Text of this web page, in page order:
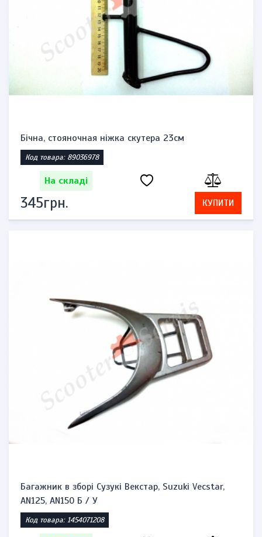
Бічна, стояночная ніжка скутера 23см
Код товара: 89036978
На складі
345грн. КУПИТИ
Багажник в зборі Сузукі Векстар, Suzuki Vecstar,
AN125, AN150 Б / У
Код товара: 1454071208